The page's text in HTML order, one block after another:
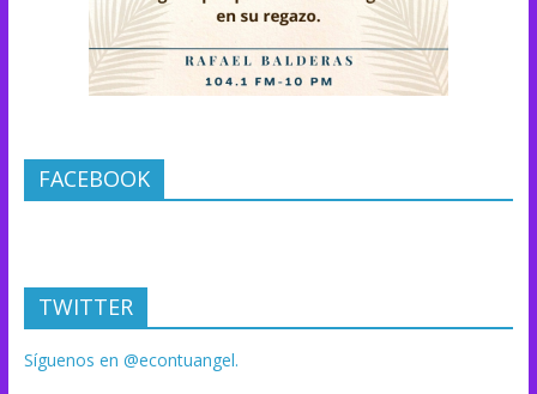
FACEBOOK
TWITTER
Síguenos en @econtuangel.